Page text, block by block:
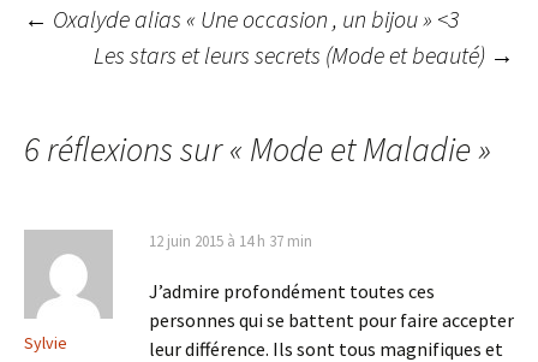
Navigation
← Oxalyde alias « Une occasion , un bijou » <3
Les stars et leurs secrets (Mode et beauté) →
6 réflexions sur « Mode et Maladie»
Sylvie
12 juin 2015 à 14 h 37 min
J’admire profondément toutes ces
personnes qui se battent pour faire accepter
leur différence. Ils sont tous magnifiques et